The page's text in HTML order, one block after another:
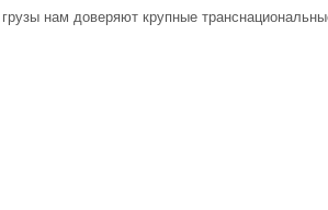
нам доверяют крупные